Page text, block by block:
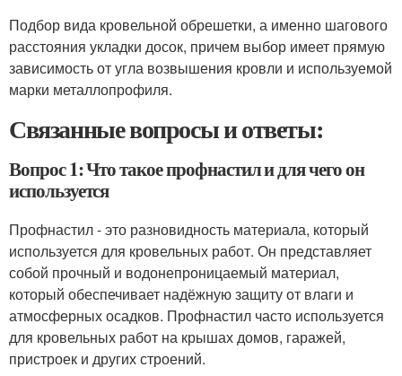
Подбор вида кровельной обрешетки, а именно шагового
расстояния укладки досок, причем выбор имеет прямую
зависимость от угла возвышения кровли и используемой
марки металлопрофиля.
Связанные вопросы и ответы:
Вопрос 1: Что такое профнастил и для чего он
используется
Профнастил - это разновидность материала, который
используется для кровельных работ. Он представляет
собой прочный и водонепроницаемый материал,
который обеспечивает надёжную защиту от влаги и
атмосферных осадков. Профнастил часто используется
для кровельных работ на крышах домов, гаражей,
пристроек и других строений.